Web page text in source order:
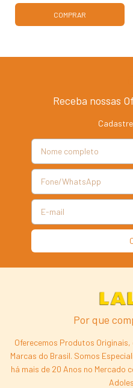
COMPRAR
Receba nossas
Por que
Oferecemos Produtos
Marcas do Brasil. Somos
há mais de 20 Anos no Mercado